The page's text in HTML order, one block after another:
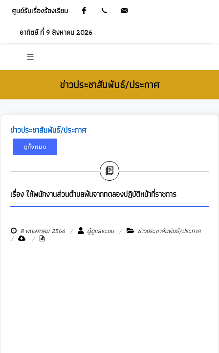
ศูนย์รับเรื่องร้องเรียน Facebook 021905536
อาทิตย์ ที่ 9 สิงหาคม 2026
ข่าวประชาสัมพันธ์/ประกาศ
ข่าวประชาสัมพันธ์/ประกาศ
ดูทั้งหมด
เรื่อง ให้พนักงานส่วนตำบลพ้นจากทดลองปฏิบัติหน้าที่ราชการ
8 พฤษภาคม 2566 ผู้ดูแลระบบ ข่าวประชาสัมพันธ์/ประกาศ